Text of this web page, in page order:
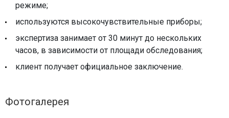
режиме;
используются высокочувствительные приборы;
экспертиза занимает от 30 минут до нескольких
часов, в зависимости от площади обследования;
клиент получает официальное заключение.
Фотогалерея